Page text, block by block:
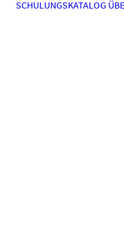
SCHULUNGSKATALOG